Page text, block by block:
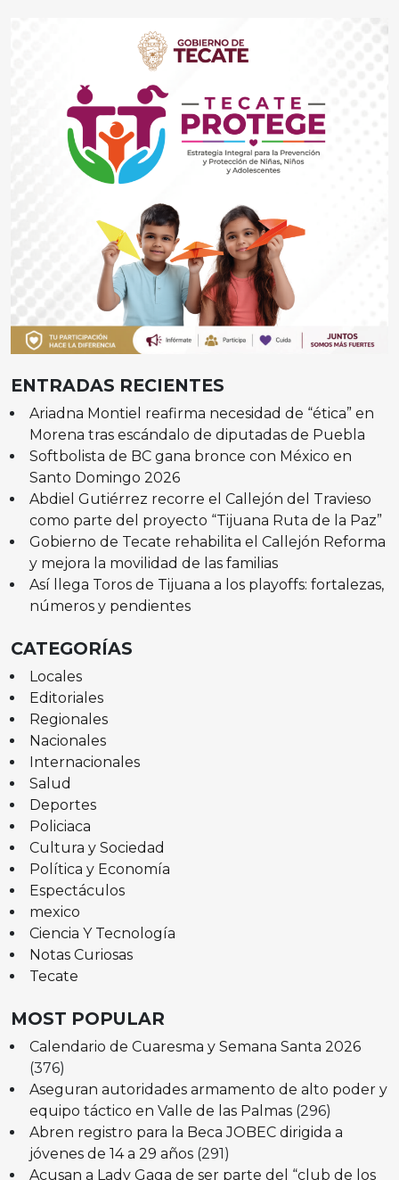
ENTRADAS RECIENTES
Ariadna Montiel reafirma necesidad de “ética” en
Morena tras escándalo de diputadas de Puebla
Softbolista de BC gana bronce con México en
Santo Domingo 2026
Abdiel Gutiérrez recorre el Callejón del Travieso
como parte del proyecto “Tijuana Ruta de la Paz”
Gobierno de Tecate rehabilita el Callejón Reforma
y mejora la movilidad de las familias
Así llega Toros de Tijuana a los playoffs: fortalezas,
números y pendientes
CATEGORÍAS
Locales
Editoriales
Regionales
Nacionales
Internacionales
Salud
Deportes
Policiaca
Cultura y Sociedad
Política y Economía
Espectáculos
mexico
Ciencia Y Tecnología
Notas Curiosas
Tecate
MOST POPULAR
Calendario de Cuaresma y Semana Santa 2026
(376)
Aseguran autoridades armamento de alto poder y
equipo táctico en Valle de las Palmas (296)
Abren registro para la Beca JOBEC dirigida a
jóvenes de 14 a 29 años (291)
Acusan a Lady Gaga de ser parte del “club de los